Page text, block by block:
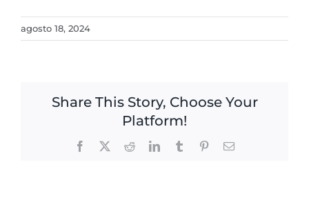
agosto 18, 2024
Share This Story, Choose Your
Platform!
Facebook RedditLinkedInTumblr PinterestEmail